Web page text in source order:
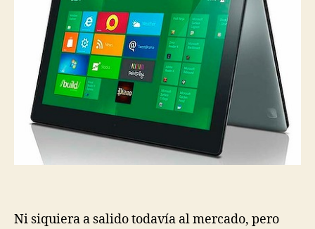
Ni siquiera a salido todavía al mercado, pero